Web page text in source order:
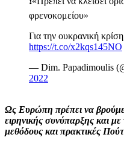
φρενοκομείου»
Για την ουκρανική
https://t.co/x2kqs145NO
— Dim. Papadimoulis
2022
Ως Ευρώπη πρέπει να
ειρηνικής συνύπαρξης και
μεθόδους και πρακτικές